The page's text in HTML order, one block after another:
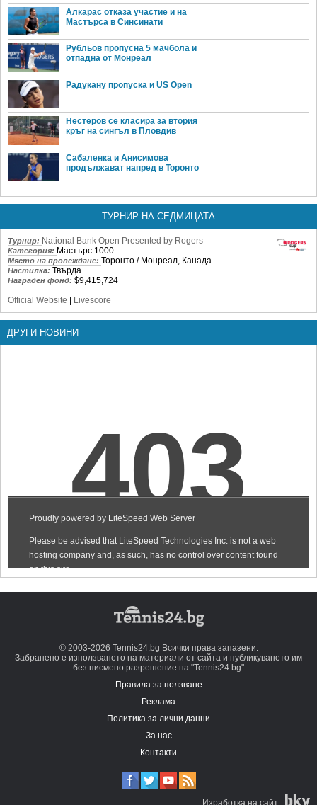
Алкарас отказа участие и на
Мастърса в Синсинати
Рубльов пропусна 5 мачбола и
отпадна от Монреал
Радукану пропуска и US Open
Нестеров се класира за втория
кръг на сингъл в Пловдив
Сабаленка и Анисимова
продължават напред в Торонто
ТУРНИР НА СЕДМИЦАТА
Турнир: National Bank Open Presented by Rogers
Категория: Мастърс 1000
Място на провеждане: Торонто / Монреал, Канада
Настилка: Твърда
Награден фонд: $9,415,724
Official Website
Livescore
ДРУГИ НОВИНИ
© 2003-2026 Tennis24.bg Всички права запазени.
Забранено е използването на материали от сайта и публикуването им
без писмено разрешение на "Tennis24.bg"
Правила за ползване
Реклама
Политика за лични данни
За нас
Контакти
Изработка на сайт